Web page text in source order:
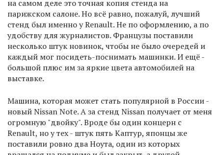
на самом деле это точная копия стенда на
парижском салоне. Но всё равно, пожалуй, лучший
стенд был именно у Renault. Не по оформлению, а по
удобству для журналистов. Французы поставили
несколько штук новинок, чтобы не было очередей и
каждый мог посидеть-поснимать машинки. И ещё -
большой плюс им за яркие цвета автомобилей на
выставке.
Машина, которая может стать популярной в России -
новый Nissan Note. А за стенд Nissan получает от меня
огромную "двойку". Вроде бы один концерн с
Renault, но у тех - штук пять Каптур, японцы же
поставили ровно два Ноута, один из которых